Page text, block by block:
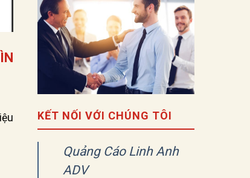
KẾT NỐI VỚI CHÚNG TÔI
Quảng Cáo Linh Anh
ADV